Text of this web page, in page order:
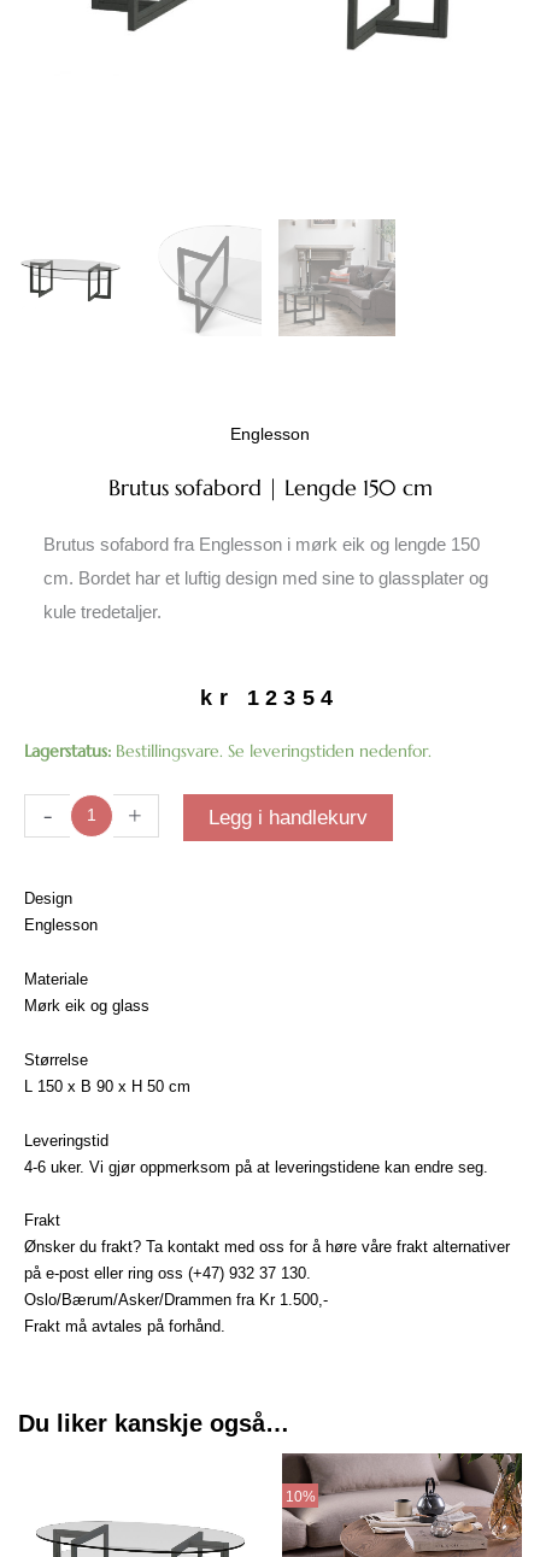
Englesson
Brutus sofabord | Lengde 150 cm
Brutus sofabord fra Englesson i mørk eik og lengde 150
cm. Bordet har et luftig design med sine to glassplater og
kule tredetaljer.
kr 12354
Lagerstatus: Bestillingsvare. Se leveringstiden nedenfor.
-
Brutus
Lengde
antall
+ Legg i handlekurv
Design
Englesson
Materiale
Mørk eik og glass
Størrelse
L 150 x B 90 x H 50 cm
Leveringstid
4-6 uker. Vi gjør oppmerksom på at leveringstidene kan endre seg.
Frakt
Ønsker du frakt? Ta kontakt med oss for å høre våre frakt alternativer
på e-post eller ring oss (+47) 932 37 130.
Oslo/Bærum/Asker/Drammen fra Kr 1.500,-
Frakt må avtales på forhånd.
Du liker kanskje også…
10%
kr 7856
til
kr 13680
Dette
produktet
har
flere